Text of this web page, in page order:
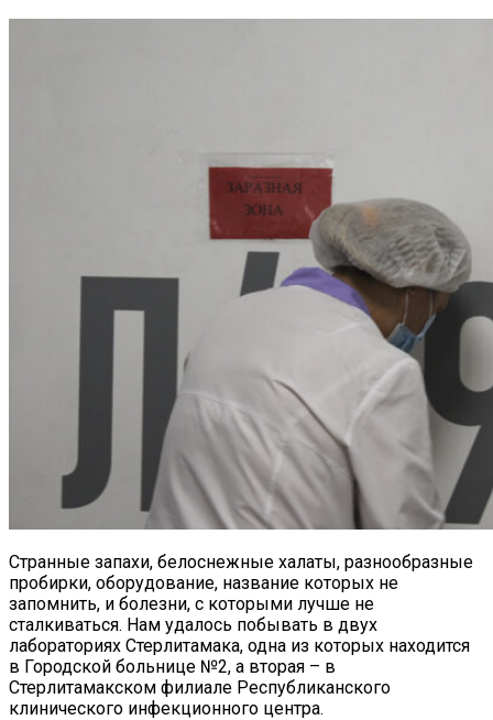
Странные запахи, белоснежные халаты, разнообразные
пробирки, оборудование, название которых не
запомнить, и болезни, с которыми лучше не
сталкиваться. Нам удалось побывать в двух
лабораториях Стерлитамака, одна из которых находится
в Городской больнице №2, а вторая – в
Стерлитамакском филиале Республиканского
клинического инфекционного центра.